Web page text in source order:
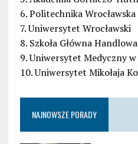
6. Politechnika Wrocławska
7. Uniwersytet Wrocławski
8. Szkoła Główna
9. Uniwersytet Medyczny
10. Uniwersytet Mikołaja
NAJNOWSZE PORADY